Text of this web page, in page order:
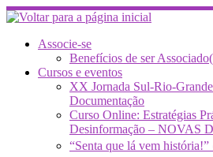
Skip
to
contentAssocie-se
Benefícios de ser
Cursos e eventos
XX Jornada Sul-Rio-
Documentação
Curso Online: Estratégias
Desinformação – NOVAS
“Senta que lá vem